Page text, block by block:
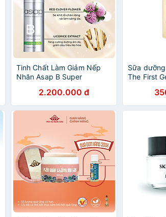
Tinh Chất Làm Giảm Nếp
Nhăn Asap B Super
2.200.000 đ
Sữa
The First